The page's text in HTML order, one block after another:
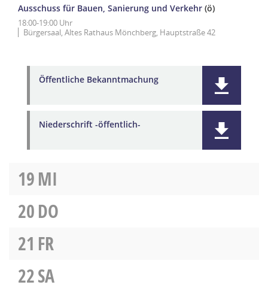
Ausschuss für Bauen, Sanierung und Verkehr (ö)
18:00-19:00 Uhr
Bürgersaal, Altes Rathaus Mönchberg, Hauptstraße 42
Öffentliche Bekanntmachung
Niederschrift -öffentlich-
19MI
20DO
21 FR
22SA